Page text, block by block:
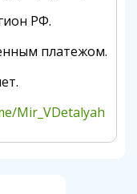
РФ.
платежом.
Mir_VDetalyah